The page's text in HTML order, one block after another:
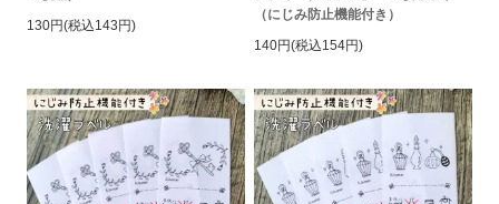
130円(税込143円)
（にじみ防止機能付き）
140円(税込154円)